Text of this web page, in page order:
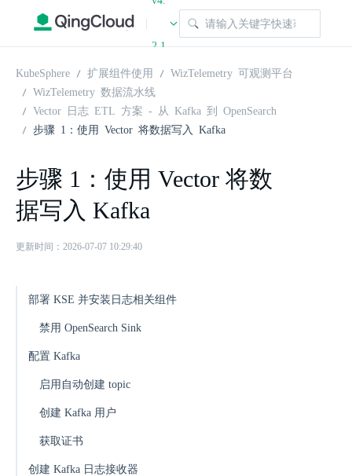
|
2.1
KubeSphere 扩展组件使用
WizTelemetry 可观测平台
WizTelemetry 数据流水线
Vector 日志 ETL 方案 - 从 Kafka 到 OpenSearch
步骤 1：使用 Vector 将数据写入 Kafka
步骤 1：使用 Vector 将数
据写入 Kafka
更新时间：2026-07-07 10:29:40
部署 KSE 并安装日志相关组件
禁用 OpenSearch Sink
配置 Kafka
启用自动创建 topic
创建 Kafka 用户
获取证书
创建 Kafka 日志接收器